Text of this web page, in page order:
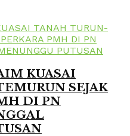
KUASAI
SEJAK
DI PN